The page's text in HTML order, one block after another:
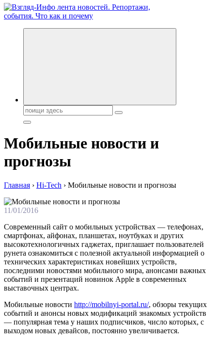
Обо всем и обо всех, что зачем и почему. Новости политики,
Поиск:
Мобильные новости и
прогнозы
Главная › Hi-Tech › Мобильные новости и прогнозы
11/01/2016
Современный сайт о мобильных устройствах — телефонах,
смартфонах, айфонах, планшетах, ноутбуках и других
высокотехнологичных гаджетах, приглашает пользователей
рунета ознакомиться с полезной актуальной информацией о
технических характеристиках новейших устройств,
последними новостями мобильного мира, анонсами важных
событий и презентаций новинок Apple в современных
выставочных центрах.
Мобильные новости http://mobilnyi-portal.ru/, обзоры текущих
событий и анонсы новых модификаций знакомых устройств
— популярная тема у наших подписчиков, число которых, с
выходом новых девайсов, постоянно увеличивается.